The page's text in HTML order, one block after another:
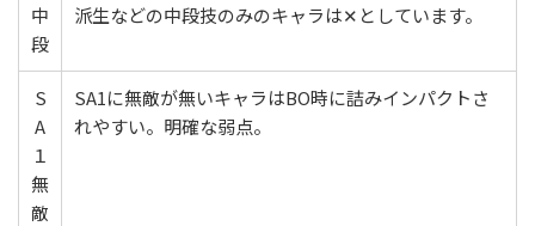
中
段
派生などの中段技のみのキャラは✕としています。
S
A
１
無
敵
SA1に無敵が無いキャラはBO時に詰みインパクトさ
れやすい。明確な弱点。